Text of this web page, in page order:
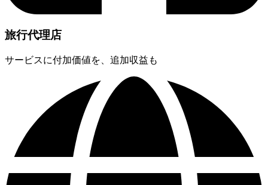
旅行代理店
サービスに付加価値を、追加収益も